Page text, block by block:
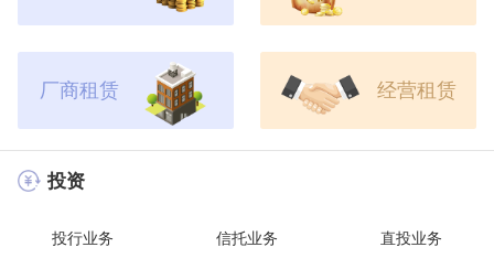
厂商租赁 经营租赁
投资
投行业务 信托业务 直投业务